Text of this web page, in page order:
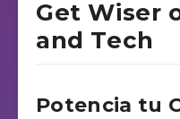
Get Wiser
and Tech
Potencia tu